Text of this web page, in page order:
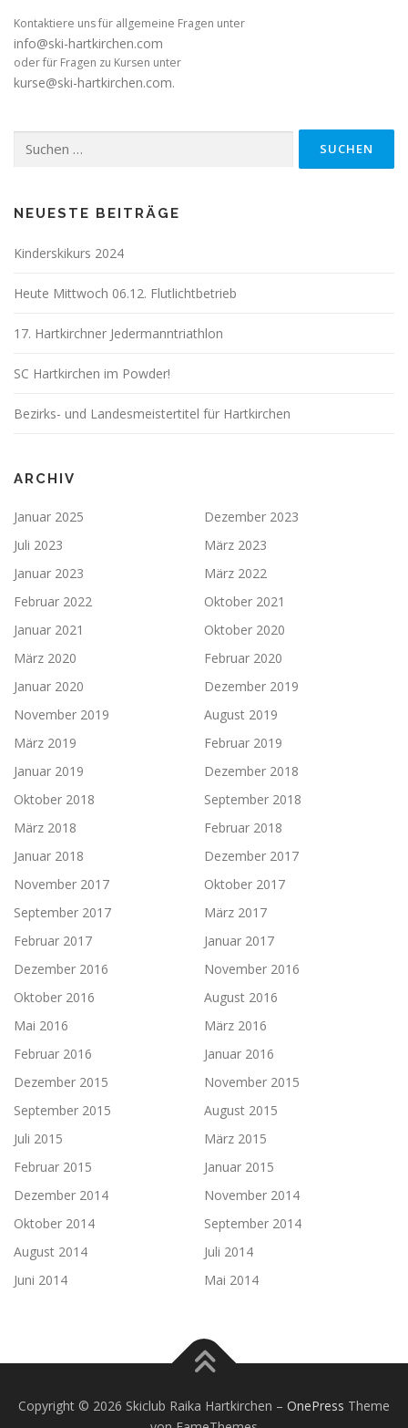
Kontaktiere uns für allgemeine Fragen unter
info@ski-hartkirchen.com
oder für Fragen zu Kursen unter
kurse@ski-hartkirchen.com.
nach:
NEUESTE BEITRÄGE
Kinderskikurs 2024
Heute Mittwoch 06.12. Flutlichtbetrieb
17. Hartkirchner Jedermanntriathlon
SC Hartkirchen im Powder!
Bezirks- und Landesmeistertitel für Hartkirchen
ARCHIV
Januar 2025
Dezember 2023
Juli 2023
März 2023
Januar 2023
März 2022
Februar 2022
Oktober 2021
Januar 2021
Oktober 2020
März 2020
Februar 2020
Januar 2020
Dezember 2019
November 2019
August 2019
März 2019
Februar 2019
Januar 2019
Dezember 2018
Oktober 2018
September 2018
März 2018
Februar 2018
Januar 2018
Dezember 2017
November 2017
Oktober 2017
September 2017
März 2017
Februar 2017
Januar 2017
Dezember 2016
November 2016
Oktober 2016
August 2016
Mai 2016
März 2016
Februar 2016
Januar 2016
Dezember 2015
November 2015
September 2015
August 2015
Juli 2015
März 2015
Februar 2015
Januar 2015
Dezember 2014
November 2014
Oktober 2014
September 2014
August 2014
Juli 2014
Juni 2014
Mai 2014
Copyright © 2026 Skiclub Raika Hartkirchen – OnePress Theme